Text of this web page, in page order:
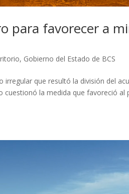
para favorecer a
, Gobierno del Estado de BCS
irregular que resultó la división del
cuestionó la medida que favoreció al